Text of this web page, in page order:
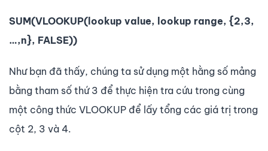
SUM(VLOOKUP(lookup value, lookup range, {2,3,
…,n}, FALSE))
Như bạn đã thấy, chúng ta sử dụng một hằng số mảng
bằng tham số thứ 3 để thực hiện tra cứu trong cùng
một công thức VLOOKUP để lấy tổng các giá trị trong
cột 2, 3 và 4.